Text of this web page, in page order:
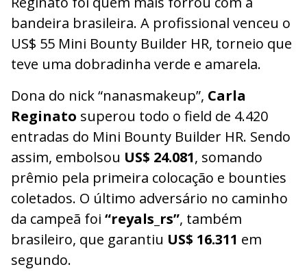
bandeira brasileira. A profissional venceu o
US$ 55 Mini Bounty Builder HR, torneio que
teve uma dobradinha verde e amarela.
Dona do nick “nanasmakeup”, Carla
Reginato superou todo o field de 4.420
entradas do Mini Bounty Builder HR. Sendo
assim, embolsou US$ 24.081, somando
prêmio pela primeira colocação e bounties
coletados. O último adversário no caminho
da campeã foi “reyals_rs”, também
brasileiro, que garantiu US$ 16.311 em
segundo.